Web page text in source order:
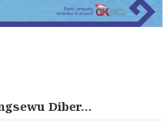
Diber…